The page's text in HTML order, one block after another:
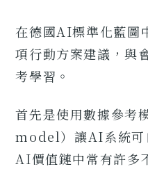
在德國AI標準化藍圖
項行動方案建議，與
考學習。
首先是使用數據參
model）讓AI系統可
AI價值鏈中常有許多